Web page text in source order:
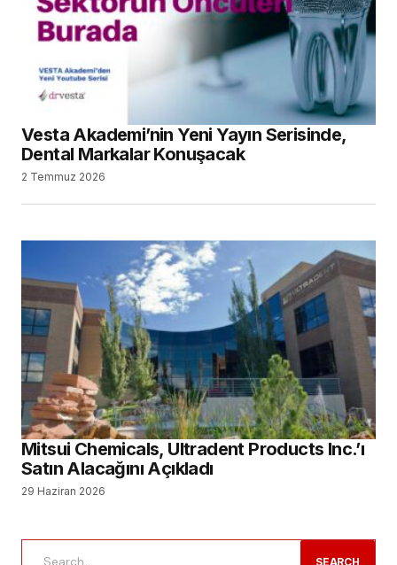
2 Temmuz 2026
Mitsui Chemicals, Ultradent Products Inc.’ı
Satın Alacağını Açıkladı
29 Haziran 2026
SEARCH
SON YAZILAR